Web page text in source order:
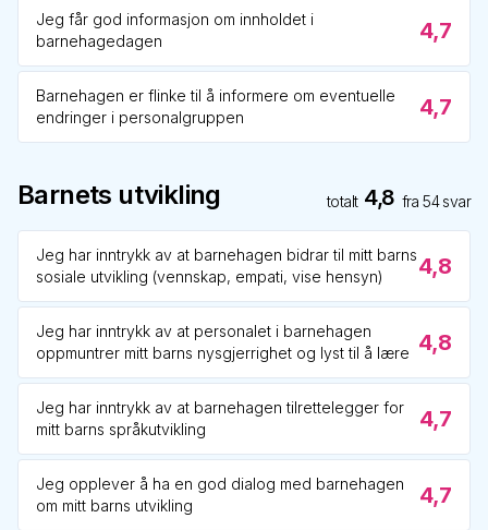
Jeg får god informasjon om innholdet i
barnehagedagen
4,7
Barnehagen er flinke til å informere om eventuelle
endringer i personalgruppen
4,7
Barnets utvikling totalt 4,8 fra54svar
Jeg har inntrykk av at barnehagen bidrar til mitt barns
sosiale utvikling (vennskap, empati, vise hensyn)
4,8
Jeg har inntrykk av at personalet i barnehagen
oppmuntrer mitt barns nysgjerrighet og lyst til å lære 4,8
Jeg har inntrykk av at barnehagen tilrettelegger for
mitt barns språkutvikling
4,7
Jeg opplever å ha en god dialog med barnehagen
om mitt barns utvikling
4,7